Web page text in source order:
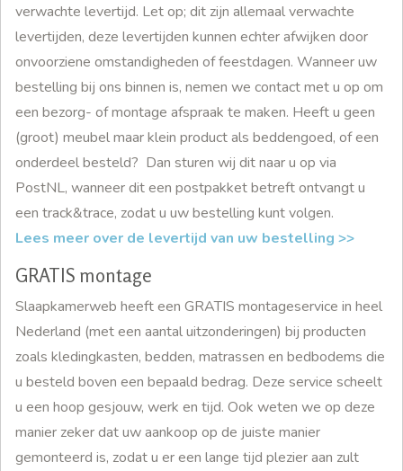
verwachte levertijd. Let op; dit zijn allemaal verwachte
levertijden, deze levertijden kunnen echter afwijken door
onvoorziene omstandigheden of feestdagen. Wanneer uw
bestelling bij ons binnen is, nemen we contact met u op om
een bezorg- of montage afspraak te maken. Heeft u geen
(groot) meubel maar klein product als beddengoed, of een
onderdeel besteld? Dan sturen wij dit naar u op via
PostNL, wanneer dit een postpakket betreft ontvangt u
een track&trace, zodat u uw bestelling kunt volgen.
Lees meer over de levertijd van uw bestelling >>
GRATIS montage
Slaapkamerweb heeft een GRATIS montageservice in heel
Nederland (met een aantal uitzonderingen) bij producten
zoals kledingkasten, bedden, matrassen en bedbodems die
u besteld boven een bepaald bedrag. Deze service scheelt
u een hoop gesjouw, werk en tijd. Ook weten we op deze
manier zeker dat uw aankoop op de juiste manier
gemonteerd is, zodat u er een lange tijd plezier aan zult